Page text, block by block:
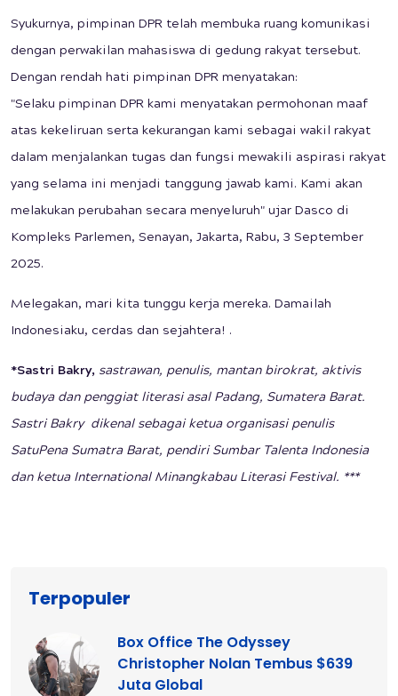
Syukurnya, pimpinan DPR telah membuka ruang komunikasi
dengan perwakilan mahasiswa di gedung rakyat tersebut.
Dengan rendah hati pimpinan DPR menyatakan:
"Selaku pimpinan DPR kami menyatakan permohonan maaf
atas kekeliruan serta kekurangan kami sebagai wakil rakyat
dalam menjalankan tugas dan fungsi mewakili aspirasi rakyat
yang selama ini menjadi tanggung jawab kami. Kami akan
melakukan perubahan secara menyeluruh" ujar Dasco di
Kompleks Parlemen, Senayan, Jakarta, Rabu, 3 September
2025.
Melegakan, mari kita tunggu kerja mereka. Damailah
Indonesiaku, cerdas dan sejahtera! .
*Sastri Bakry, sastrawan, penulis, mantan birokrat, aktivis
budaya dan penggiat literasi asal Padang, Sumatera Barat.
Sastri Bakry dikenal sebagai ketua organisasi penulis
SatuPena Sumatra Barat, pendiri Sumbar Talenta Indonesia
dan ketua International Minangkabau Literasi Festival. ***
Terpopuler
Box Office The Odyssey
Christopher Nolan Tembus $639
Juta Global